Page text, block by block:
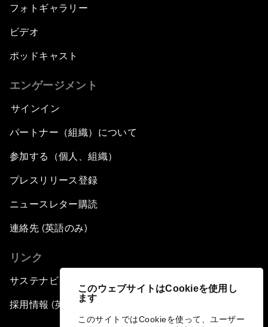
このウェブサイトはCookieを使用し
ます
このサイトではCookieを使って、ユーザー
フォトギャラリー
ビデオ
ポッドキャスト
エンゲージメント
サインイン
パートナー（組織）について
参加する（個人、組織）
プレスリリース登録
ニュースレター購読
連絡先 (英語のみ)
リンク
サステナビリティへの取り組み
採用情報 (英語のみ)